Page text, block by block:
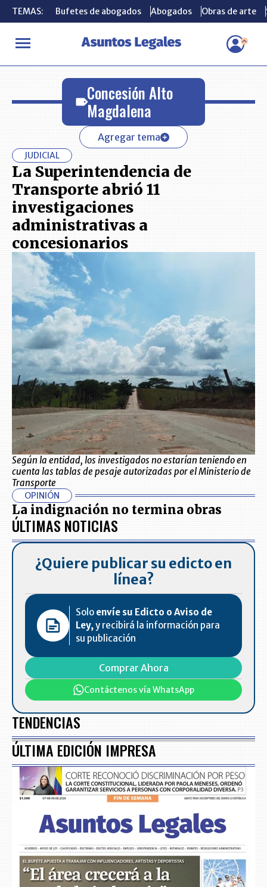
TEMAS: Bufetes de abogados Abogados Obras de arte
INICIO Concesión Alto Magdalena
TEMAS: Bufetes de abogados Abogados Obras de arte
Concesión Alto
Magdalena
Agregar tema
JUDICIAL
La Superintendencia de
Transporte abrió 11
investigaciones
administrativas a
concesionarios
Según la entidad, los investigados no estarían teniendo en
cuenta las tablas de pesaje autorizadas por el Ministerio de
Transporte
OPINIÓN
La indignación no termina obras
ÚLTIMAS NOTICIAS
¿Quiere publicar su edicto en
línea?
Solo envíe su Edicto o Aviso de
Ley,y recibirá la información para
su publicación
Comprar Ahora
Contáctenos vía WhatsApp
TENDENCIAS
ÚLTIMA EDICIÓN IMPRESA